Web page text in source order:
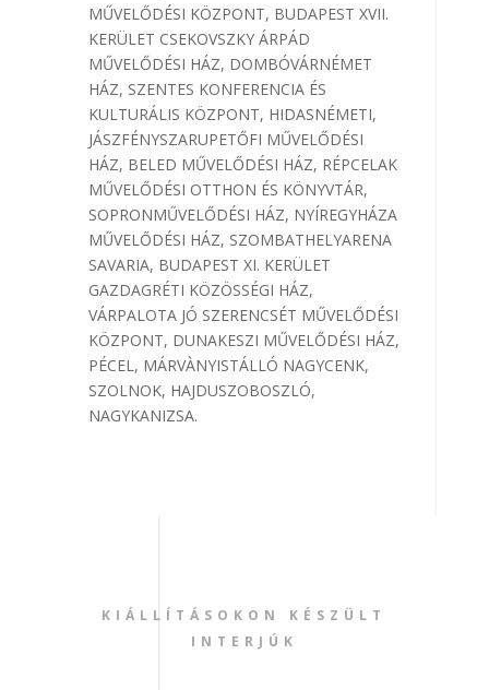
MŰVELŐDÉSI KÖZPONT, BUDAPEST XVII.
KERÜLET​ CSEKOVSZKY ÁRPÁD
MŰVELŐDÉSI HÁZ, DOMBÓVÁR​​​​NÉMET
HÁZ, SZENTES ​​​​KONFERENCIA ÉS
KULTURÁLIS KÖZPONT, HIDASNÉMETI​​​,
JÁSZFÉNYSZARU​​​PETŐFI MŰVELŐDÉSI
HÁZ, BELED ​​​​MŰVELŐDÉSI HÁZ, RÉPCELAK
​​​​MŰVELŐDÉSI OTTHON ÉS KÖNYVTÁR,
SOPRON​​​​MŰVELŐDÉSI HÁZ, NYÍREGYHÁZA​​​
MŰVELŐDÉSI HÁZ, SZOMBATHELY​​​ARENA
SAVARIA, BUDAPEST XI. KERÜLET​​
GAZDAGRÉTI KÖZÖSSÉGI HÁZ,
VÁRPALOTA​​​ JÓ SZERENCSÉT MŰVELŐDÉSI
KÖZPONT, DUNAKESZI ​​​​MŰVELŐDÉSI HÁZ,
PÉCEL, MÁRVÀNYISTÁLLÓ NAGYCENK,
SZOLNOK, HAJDUSZOBOSZLÓ,
NAGYKANIZSA.
KIÁLLÍTÁSOKON KÉSZÜLT
INTERJÚK